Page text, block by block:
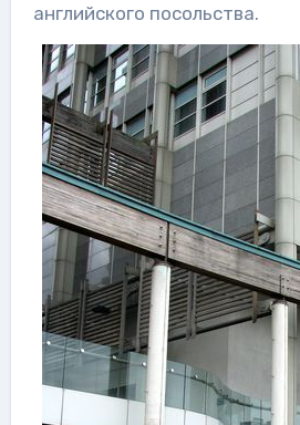
английского посольства.